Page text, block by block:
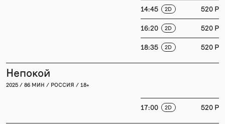
14:45 2D 520 P
16:20 2D 520 P
18:35 2D 520 P
Непокой
2025 / 86 МИН / РОССИЯ / 18+
17:00 2D 520 P